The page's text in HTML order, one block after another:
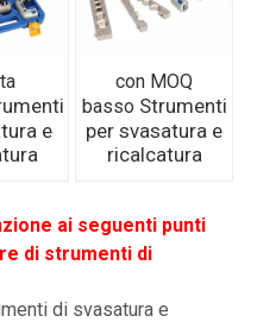
e
con MOQ
basso Strumenti
per svasatura e
ricalcatura
ai seguenti punti
di strumenti di
di svasatura e